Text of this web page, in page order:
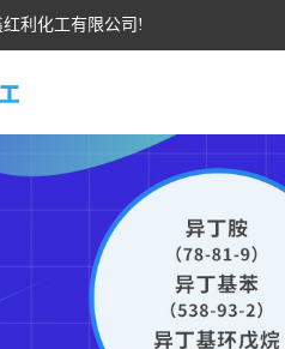
利化工有限公司!